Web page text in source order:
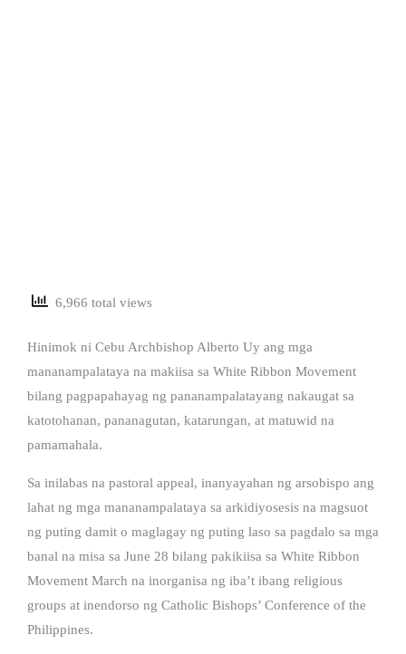
6,966 total views
Hinimok ni Cebu Archbishop Alberto Uy ang mga
mananampalataya na makiisa sa White Ribbon Movement
bilang pagpapahayag ng pananampalatayang nakaugat sa
katotohanan, pananagutan, katarungan, at matuwid na
pamamahala.
Sa inilabas na pastoral appeal, inanyayahan ng arsobispo ang
lahat ng mga mananampalataya sa arkidiyosesis na magsuot
ng puting damit o maglagay ng puting laso sa pagdalo sa mga
banal na misa sa June 28 bilang pakikiisa sa White Ribbon
Movement March na inorganisa ng iba’t ibang religious
groups at inendorso ng Catholic Bishops’ Conference of the
Philippines.